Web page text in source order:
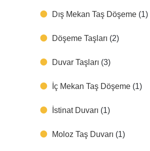
Dış Mekan Taş Döşeme (1)
Döşeme Taşları (2)
Duvar Taşları (3)
İç Mekan Taş Döşeme (1)
İstinat Duvarı (1)
Moloz Taş Duvarı (1)